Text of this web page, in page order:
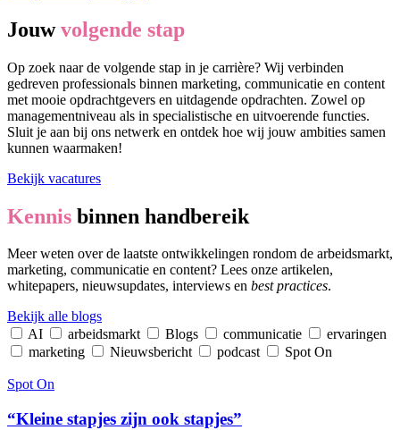
Jouwvolgende stap
Op zoek naar de volgende stap in je carrière? Wij verbinden
gedreven professionals binnen marketing, communicatie en content
met mooie opdrachtgevers en uitdagende opdrachten. Zowel op
managementniveau als in specialistische en uitvoerende functies.
Sluit je aan bij ons netwerk en ontdek hoe wij jouw ambities samen
kunnen waarmaken!
Bekijk vacatures
Kennis binnen handbereik
Meer weten over de laatste ontwikkelingen rondom de arbeidsmarkt,
marketing, communicatie en content? Lees onze artikelen,
whitepapers, nieuwsupdates, interviews en best practices.
Bekijk alle blogs
AI
arbeidsmarkt Blogs communicatie
ervaringen
marketing
Nieuwsbericht podcast Spot On
Spot On
“Kleine stapjes zijn ook stapjes”